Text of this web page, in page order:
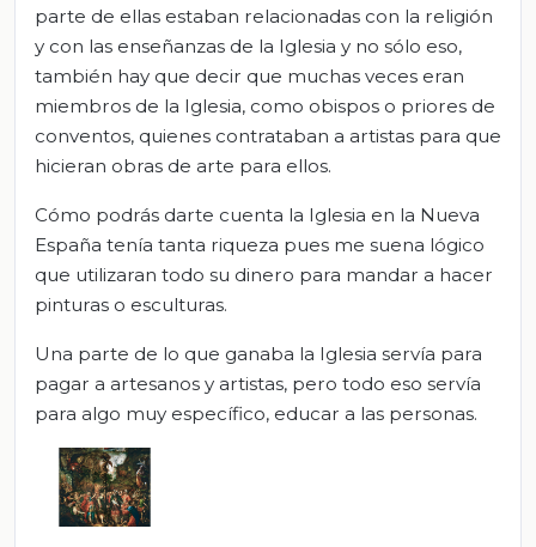
parte de ellas estaban relacionadas con la religión
y con las enseñanzas de la Iglesia y no sólo eso,
también hay que decir que muchas veces eran
miembros de la Iglesia, como obispos o priores de
conventos, quienes contrataban a artistas para que
hicieran obras de arte para ellos.
Cómo podrás darte cuenta la Iglesia en la Nueva
España tenía tanta riqueza pues me suena lógico
que utilizaran todo su dinero para mandar a hacer
pinturas o esculturas.
Una parte de lo que ganaba la Iglesia servía para
pagar a artesanos y artistas, pero todo eso servía
para algo muy específico, educar a las personas.